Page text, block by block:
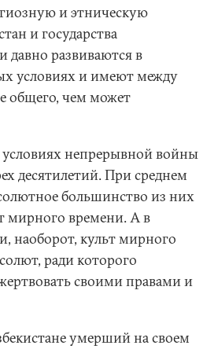
и этническую
и государства
развиваются в
условиях и имеют между
общего, чем может
непрерывной войны
десятилетий. При среднем
большинство из них
мирного времени. А в
наоборот, культ мирного
ради которого
своими правами и
умерший на своем